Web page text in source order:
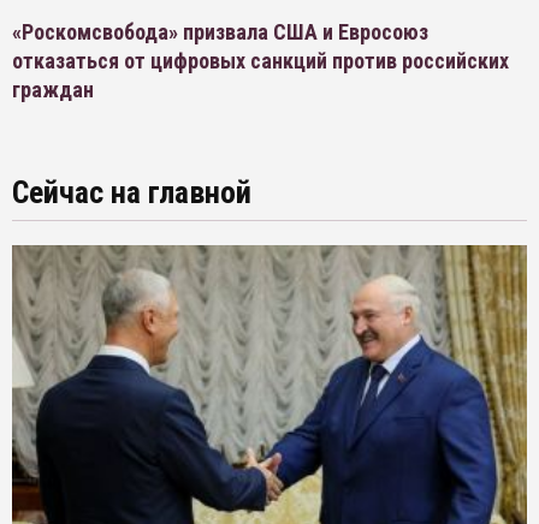
«Роскомсвобода» призвала США и Евросоюз
отказаться от цифровых санкций против российских
граждан
Сейчас на главной